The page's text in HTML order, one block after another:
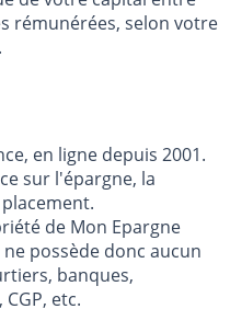
de votre capital entre
en ligne depuis 2001.
sur l'épargne, la
de Mon Epargne
possède donc aucun